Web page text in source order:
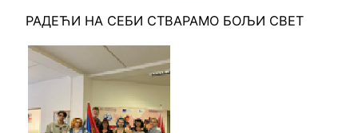
РАДЕЋИ НА СЕБИ СТВАРАМО БОЉИ СВЕТ